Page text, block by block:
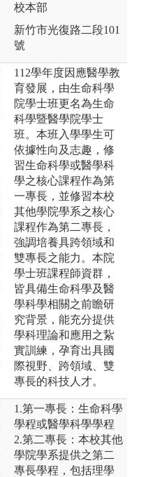
校本部
新竹市光復路二段101
號
112學年度因應醫學教
育發展，由生命科學
院學士班更名為生命
科學暨醫學院學士
班。本班入學學生可
依據性向及志趣，修
習生命科學或醫學科
學之核心課程作為第
一專長，並修習本校
其他學院學系之核心
課程作為第二專長，
強調培養具跨領域和
雙專長之能力。本院
學士班課程師資群，
皆具備生命科學及醫
學科學相關之前瞻研
究背景，能充分提供
學科理論和應用之紥
實訓練，孕育出具國
際視野、跨領域、雙
專長的科技人才。
1.第一專長：生命科學
學程或醫學科學學程
2.第二專長：本校其他
學院學系提供之第二
專長學程，包括理學